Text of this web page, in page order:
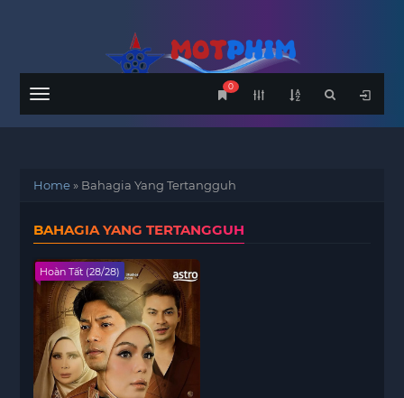
Menu
0
Home» Bahagia Yang Tertangguh
BAHAGIA YANG TERTANGGUH
Hoàn Tất (28/28)